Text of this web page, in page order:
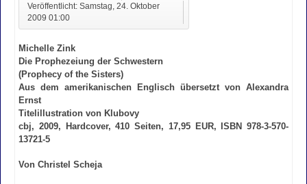
Veröffentlicht: Samstag, 24. Oktober
2009 01:00
Michelle Zink
Die Prophezeiung der Schwestern
(Prophecy of the Sisters)
Aus dem amerikanischen Englisch übersetzt von Alexandra
Ernst
Titelillustration von Klubovy
cbj, 2009, Hardcover, 410 Seiten, 17,95 EUR, ISBN 978-3-570-
13721-5
Von Christel Scheja